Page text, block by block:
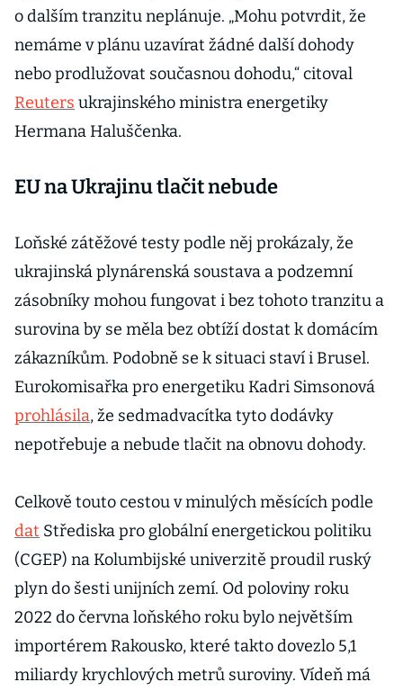
o dalším tranzitu neplánuje. „Mohu potvrdit, že
nemáme v plánu uzavírat žádné další dohody
nebo prodlužovat současnou dohodu,“ citoval
Reuters ukrajinského ministra energetiky
Hermana Haluščenka.
EU na Ukrajinu tlačit nebude
Loňské zátěžové testy podle něj prokázaly, že
ukrajinská plynárenská soustava a podzemní
zásobníky mohou fungovat i bez tohoto tranzitu a
surovina by se měla bez obtíží dostat k domácím
zákazníkům. Podobně se k situaci staví i Brusel.
Eurokomisařka pro energetiku Kadri Simsonová
prohlásila, že sedmadvacítka tyto dodávky
nepotřebuje a nebude tlačit na obnovu dohody.
Celkově touto cestou v minulých měsících podle
dat Střediska pro globální energetickou politiku
(CGEP) na Kolumbijské univerzitě proudil ruský
plyn do šesti unijních zemí. Od poloviny roku
2022 do června loňského roku bylo největším
importérem Rakousko, které takto dovezlo 5,1
miliardy krychlových metrů suroviny. Vídeň má